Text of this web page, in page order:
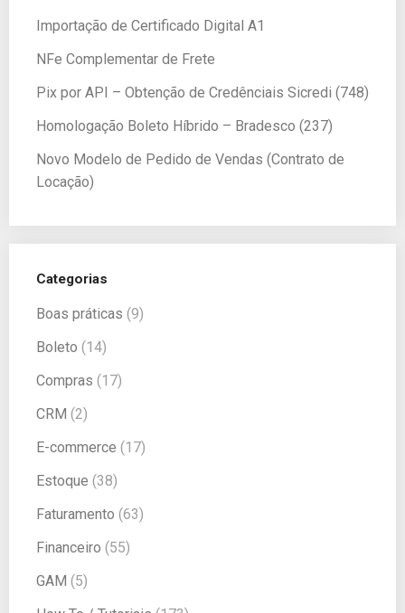
Importação de Certificado Digital A1
NFe Complementar de Frete
Pix por API – Obtenção de Credênciais Sicredi (748)
Homologação Boleto Híbrido – Bradesco (237)
Novo Modelo de Pedido de Vendas (Contrato de
Locação)
Categorias
Boas práticas (9)
Boleto (14)
Compras (17)
CRM (2)
E-commerce (17)
Estoque (38)
Faturamento (63)
Financeiro (55)
GAM (5)